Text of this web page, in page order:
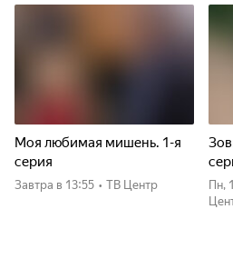
Моя любимая мишень. 1-я
серия
Завтра в 13:55 • ТВ Центр